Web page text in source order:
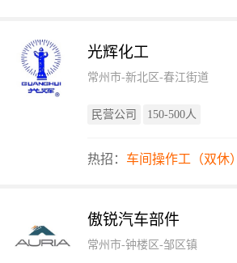
光辉化工
常州市-新北区-春江街道
民营公司 150-500人
热招： 车间操作工（双休）
傲锐汽车部件
常州市-钟楼区-邹区镇